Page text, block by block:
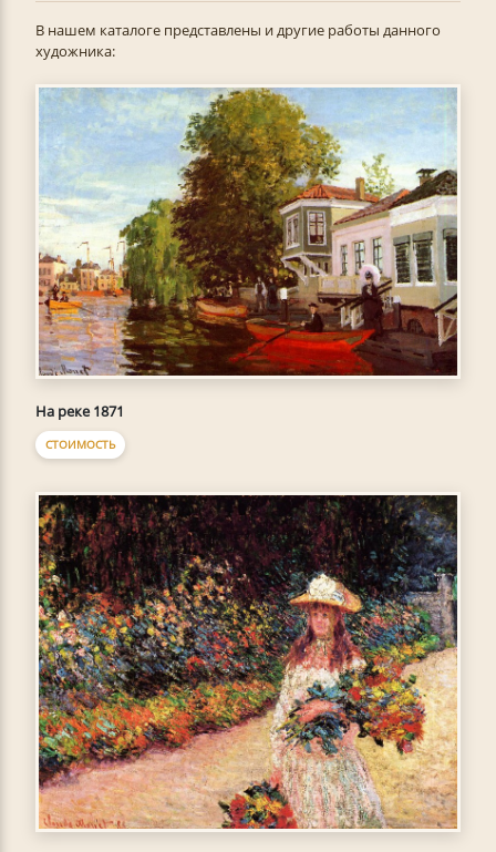
В нашем каталоге представлены и другие работы данного
художника:
На реке 1871
СТОИМОСТЬ